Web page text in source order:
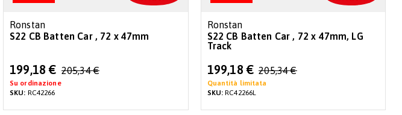
Ronstan
S22 CB Batten Car , 72 x 47mm
Special
Price
199,18 € 205,34 €
Su ordinazione
SKU: RC42266
Ronstan
S22 CB Batten Car , 72 x 47mm, LG
Track
Special
Price
199,18 € 205,34 €
Quantità limitata
SKU:RC42266L